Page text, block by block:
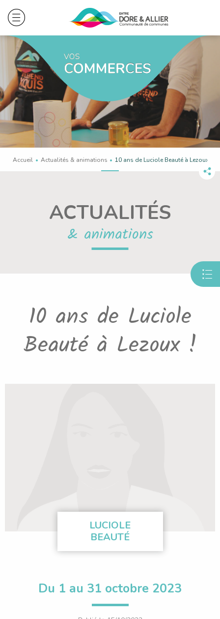
Accueil Actualités & animations En cours :
10 ans de Luciole Beauté à Lezoux !
ACTUALITÉS
& animations
10 ans de Luciole
Beauté à Lezoux !
LUCIOLE
BEAUTÉ
Du 1 au 31 octobre 2023